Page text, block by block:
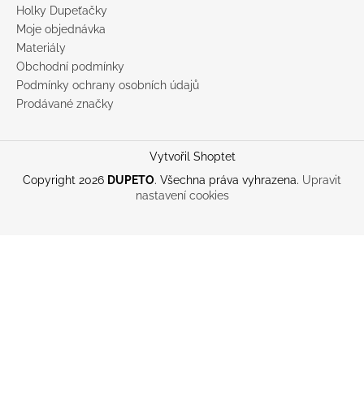
Holky Dupeťačky
Moje objednávka
Materiály
Obchodní podmínky
Podmínky ochrany osobních údajů
Prodávané značky
Vytvořil Shoptet
Copyright 2026 DUPETO. Všechna práva vyhrazena. Upravit
nastavení cookies